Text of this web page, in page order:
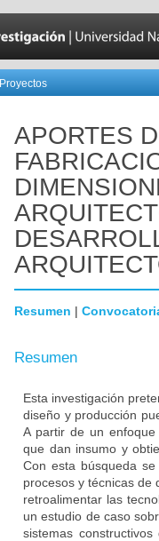
Proyectos
APORTES
Resumen |
Resumen
Esta investigación
diseño y producción
A partir de un
que dan insumo y
Con esta búsqueda
procesos y técnicas de
retroalimentar las
un estudio de caso
sistemas